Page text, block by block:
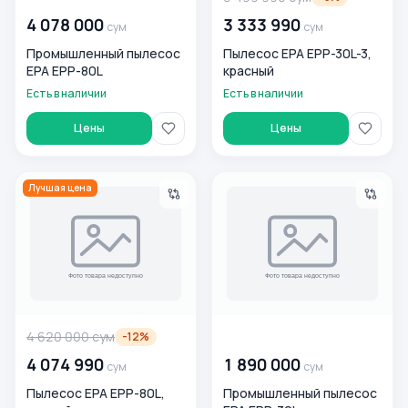
4 078 000 сум
Промышленный пылесос
EPA EPP-80L
Есть в наличии
Цены
3 333 990 сум
Пылесос EPA EPP-30L-3,
красный
Есть в наличии
Цены
Пылесос EPA EPP-80L, черный
Лучшая цена
4 620 000сум -12%
4 074 990 сум
Пылесос EPA EPP-80L,
1 890 000 сум
Промышленный пылесос